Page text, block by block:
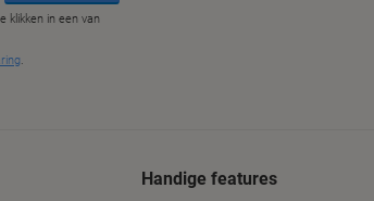
Handige features